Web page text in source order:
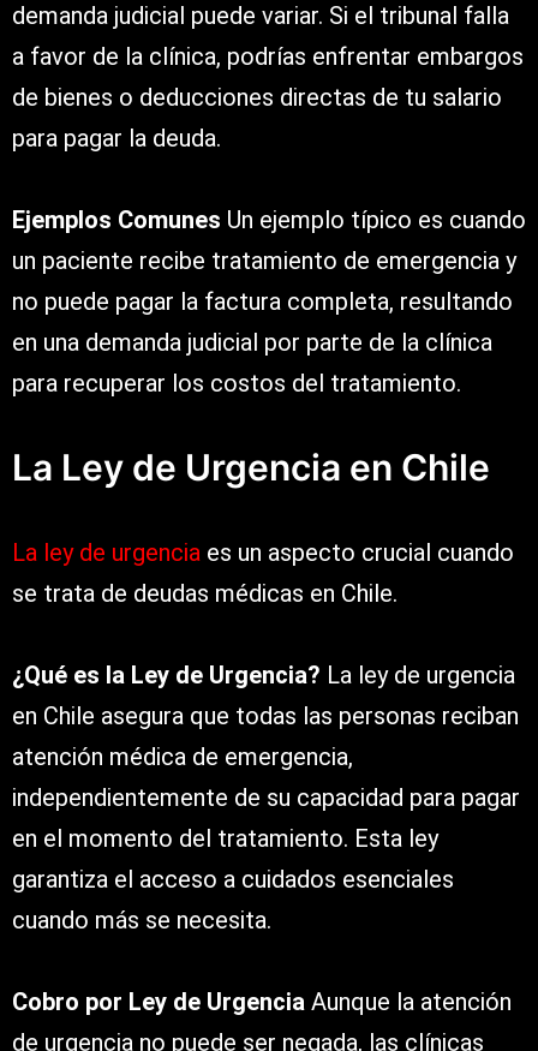
demanda judicial puede variar. Si el tribunal falla
a favor de la clínica, podrías enfrentar embargos
de bienes o deducciones directas de tu salario
para pagar la deuda.
Ejemplos Comunes Un ejemplo típico es cuando
un paciente recibe tratamiento de emergencia y
no puede pagar la factura completa, resultando
en una demanda judicial por parte de la clínica
para recuperar los costos del tratamiento.
La Ley de Urgencia en Chile
La ley de urgencia es un aspecto crucial cuando
se trata de deudas médicas en Chile.
¿Qué es la Ley de Urgencia? La ley de urgencia
en Chile asegura que todas las personas reciban
atención médica de emergencia,
independientemente de su capacidad para pagar
en el momento del tratamiento. Esta ley
garantiza el acceso a cuidados esenciales
cuando más se necesita.
Cobro por Ley de Urgencia Aunque la atención
de urgencia no puede ser negada, las clínicas